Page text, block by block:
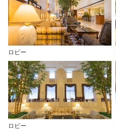
ロビー
ロビー